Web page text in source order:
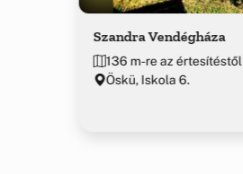
Szandra Vendégháza
136 m-re az értesítéstől
Öskü, Iskola 6.